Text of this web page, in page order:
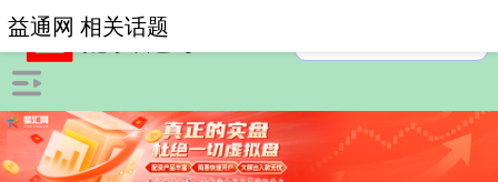
益通网 相关话题